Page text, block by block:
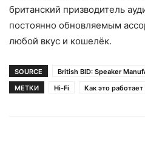
британский призводитель
постоянно обновляемым
любой вкус и кошелёк.
SOURCE
British BID: Speaker
МЕТКИ
Hi-Fi Как это работает